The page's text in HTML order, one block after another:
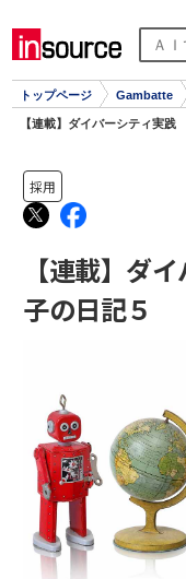
トップページ Gambatte
【連載】ダイバーシティ実
採用
【連載】ダ
子の日記５